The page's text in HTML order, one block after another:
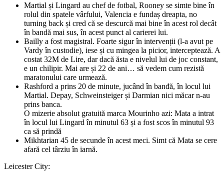
Martial și Lingard au chef de fotbal, Rooney se simte bine în
rolul din spatele vârfului, Valencia e fundaș dreapta, no
turning back și cred că se descurcă mai bine în acest rol decât
în bandă mai sus, în acest punct al carierei lui.
Bailly a fost magistral. Foarte sigur în intervenții (l-a avut pe
Vardy în custodie), iese și cu mingea la picior, interceptează. A
costat 32M de Lire, dar dacă ăsta e nivelul lui de joc constant,
e un chilipir. Mai are și 22 de ani… să vedem cum rezistă
maratonului care urmează.
Rashford a prins 20 de minute, jucând în banđă, în locul lui
Martial. Depay, Schweinsteiger și Darmian nici măcar n-au
prins banca.
O mizerie absolut gratuită marca Mourinho azi: Mata a intrat
în locul lui Lingard în minutul 63 și a fost scos în minutul 93
ca să prindă
Mikhtarian 45 de secunde în acest meci. Simt că Mata se cere
afară cel târziu în iarnă.
Leicester City: